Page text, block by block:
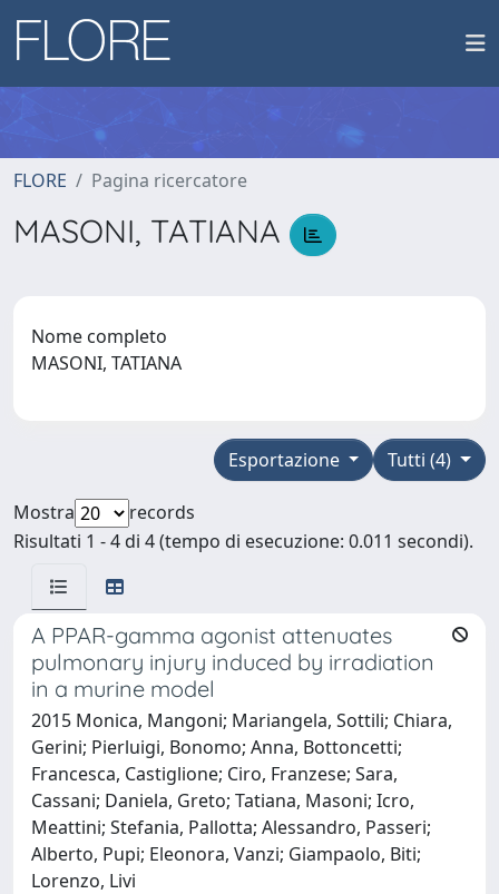
FLORE Pagina ricercatore
MASONI, TATIANA
Nome completo
MASONI, TATIANA
Tutti (4)
Esportazione
Mostra
records
Risultati 1 - 4 di 4 (tempo di esecuzione: 0.011 secondi).
A PPAR-gamma agonist attenuates
pulmonary injury induced by irradiation
in a murine model
2015 Monica, Mangoni; Mariangela, Sottili; Chiara,
Gerini; Pierluigi, Bonomo; Anna, Bottoncetti;
Francesca, Castiglione; Ciro, Franzese; Sara,
Cassani; Daniela, Greto; Tatiana, Masoni; Icro,
Meattini; Stefania, Pallotta; Alessandro, Passeri;
Alberto, Pupi; Eleonora, Vanzi; Giampaolo, Biti;
Lorenzo, Livi